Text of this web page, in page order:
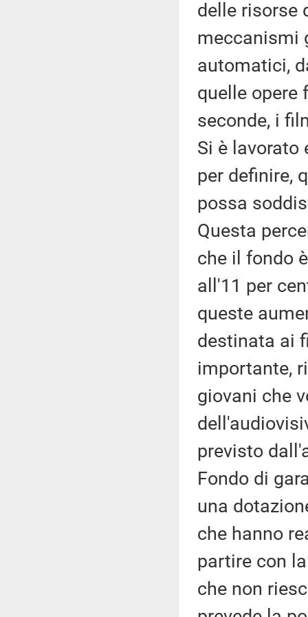
delle risorse
meccanismi
automatici,
quelle opere
seconde, i
Si è
per definire,
possa
Questa
che il fondo
all'11 per
queste
destinata ai
importante,
giovani che
previsto
Fondo di
una
che hanno
partire con
che non